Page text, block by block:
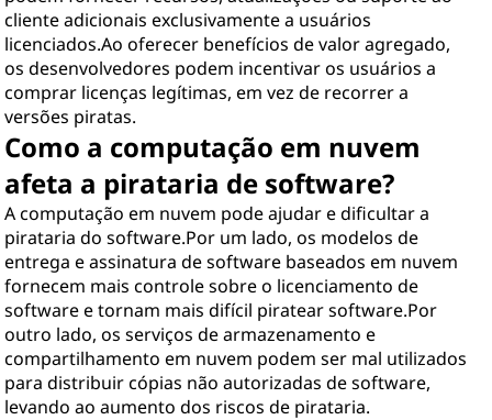
cliente adicionais exclusivamente a usuários
licenciados.Ao oferecer benefícios de valor agregado,
os desenvolvedores podem incentivar os usuários a
comprar licenças legítimas, em vez de recorrer a
versões piratas.
Como a computação em nuvem
afeta a pirataria de software?
A computação em nuvem pode ajudar e dificultar a
pirataria do software.Por um lado, os modelos de
entrega e assinatura de software baseados em nuvem
fornecem mais controle sobre o licenciamento de
software e tornam mais difícil piratear software.Por
outro lado, os serviços de armazenamento e
compartilhamento em nuvem podem ser mal utilizados
para distribuir cópias não autorizadas de software,
levando ao aumento dos riscos de pirataria.